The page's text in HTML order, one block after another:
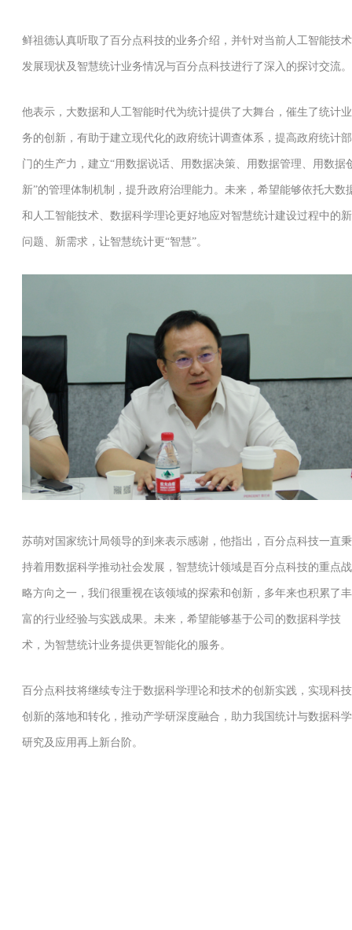
鲜祖德认真听取了百分点科技的业务介绍，并针对当前人工智能技术
发展现状及智慧统计业务情况与百分点科技进行了深入的探讨交流。
他表示，大数据和人工智能时代为统计提供了大舞台，催生了统计业
务的创新，有助于建立现代化的政府统计调查体系，提高政府统计部
门的生产力，建立“用数据说话、用数据决策、用数据管理、用数据
新”的管理体制机制，提升政府治理能力。未来，希望能够依托大数
和人工智能技术、数据科学理论更好地应对智慧统计建设过程中的新
问题、新需求，让智慧统计更“智慧”。
苏萌对国家统计局领导的到来表示感谢，他指出，百分点科技一直秉
持着用数据科学推动社会发展，智慧统计领域是百分点科技的重点战
略方向之一，我们很重视在该领域的探索和创新，多年来也积累了丰
富的行业经验与实践成果。未来，希望能够基于公司的数据科学技
术，为智慧统计业务提供更智能化的服务。
百分点科技将继续专注于数据科学理论和技术的创新实践，实现科技
创新的落地和转化，推动产学研深度融合，助力我国统计与数据科学
研究及应用再上新台阶。